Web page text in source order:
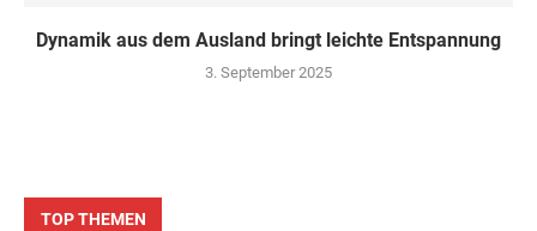
Dynamik aus dem Ausland bringt leichte Entspannung
3. September 2025
TOP THEMEN